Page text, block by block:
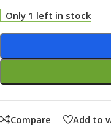
Only 1 left in stock
Compare Add to